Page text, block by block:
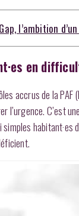
l’ambition
en
accrus de la PAF
l’urgence. C’est
habitant·es